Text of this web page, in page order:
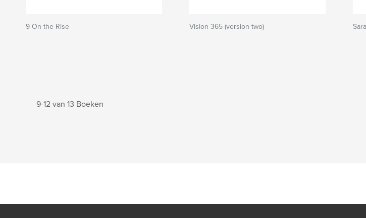
9 On the Rise Vision 365 (version two)
9-12 van 13 Boeken